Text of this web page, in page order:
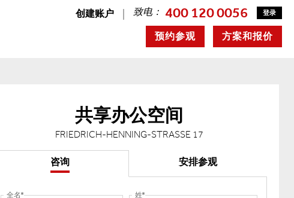
创建账户 致电： 400 120 0056 登录
方案和报价
预约参观
共享办公空间
FRIEDRICH-HENNING-STRASSE 17
咨询 安排参观
全名 姓